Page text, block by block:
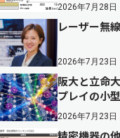
2026年7月28日
レーザー無
2026年7月23日
阪大と立命
プレイの小
2026年7月23日